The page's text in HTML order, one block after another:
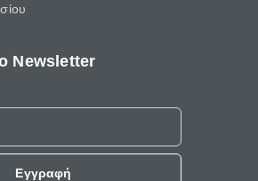
Newsletter
Εγγραφή